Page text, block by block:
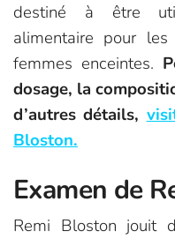
destiné à être
alimentaire pour
femmes enceintes.
dosage, la
d’autres détails,
Bloston.
Examen de
Remi Bloston jouit